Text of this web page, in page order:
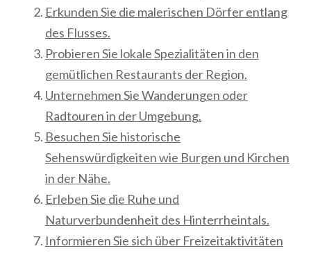
Erkunden Sie die malerischen Dörfer entlang
des Flusses.
Probieren Sie lokale Spezialitäten in den
gemütlichen Restaurants der Region.
Unternehmen Sie Wanderungen oder
Radtouren in der Umgebung.
Besuchen Sie historische
Sehenswürdigkeiten wie Burgen und Kirchen
in der Nähe.
Erleben Sie die Ruhe und
Naturverbundenheit des Hinterrheintals.
Informieren Sie sich über Freizeitaktivitäten